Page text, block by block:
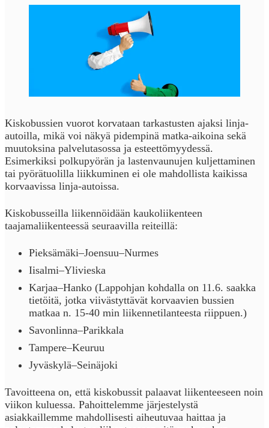
Kiskobussien vuorot korvataan tarkastusten ajaksi linja-
autoilla, mikä voi näkyä pidempinä matka-aikoina sekä
muutoksina palvelutasossa ja esteettömyydessä.
Esimerkiksi polkupyörän ja lastenvaunujen kuljettaminen
tai pyörätuolilla liikkuminen ei ole mahdollista kaikissa
korvaavissa linja-autoissa.
Kiskobusseilla liikennöidään kaukoliikenteen
taajamaliikenteessä seuraavilla reiteillä:
Pieksämäki–Joensuu–Nurmes
Iisalmi–Ylivieska
Karjaa–Hanko (Lappohjan kohdalla on 11.6. saakka
tietöitä, jotka viivästyttävät korvaavien bussien
matkaa n. 15-40 min liikennetilanteesta riippuen.)
Savonlinna–Parikkala
Tampere–Keuruu
Jyväskylä–Seinäjoki
Tavoitteena on, että kiskobussit palaavat liikenteeseen noin
viikon kuluessa. Pahoittelemme järjestelystä
asiakkaillemme mahdollisesti aiheutuvaa haittaa ja